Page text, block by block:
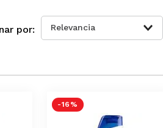
Relevancia
-16 %